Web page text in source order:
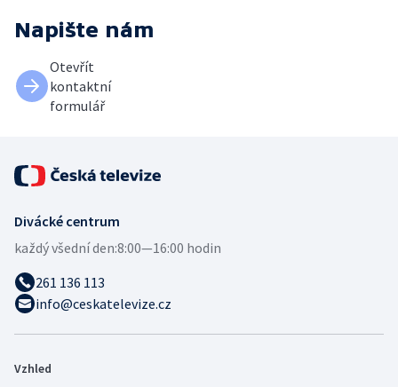
Napište nám
Otevřít
kontaktní
formulář
Divácké centrum
každý všední den:8:00—16:00 hodin
261 136 113
info@ceskatelevize.cz
Vzhled